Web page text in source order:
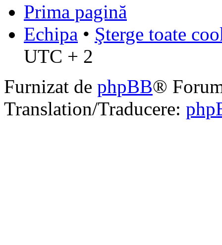
Prima pagină
Echipa • Şterge toate
UTC + 2
Furnizat de phpBB®
Translation/Traducere: